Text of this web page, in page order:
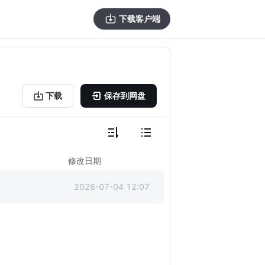
下载客户端
下载 保存到网盘
修改日期
2026-07-04 12:07